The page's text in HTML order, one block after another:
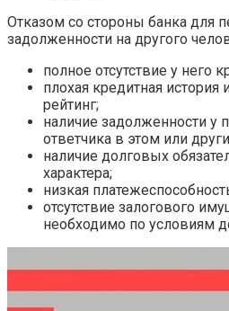
Отказом со стороны банка для
задолженности на другого
полное отсутствие у него
плохая кредитная
рейтинг;
наличие задолженности у
ответчика в этом или
наличие долговых
характера;
низкая
отсутствие залогового
необходимо по условиям